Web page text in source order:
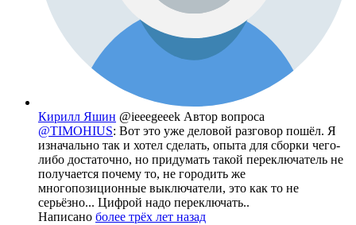
Кирилл Яшин @ieeegeeek Автор вопроса
@TIMOHIUS: Вот это уже деловой разговор пошёл. Я
изначально так и хотел сделать, опыта для сборки чего-
либо достаточно, но придумать такой переключатель не
получается почему то, не городить же
многопозиционные выключатели, это как то не
серьёзно... Цифрой надо переключать..
Написано более трёх лет назад